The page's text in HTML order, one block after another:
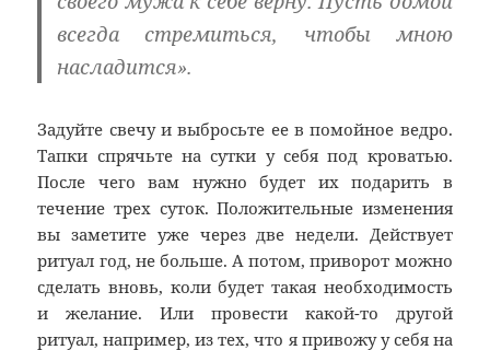
всегда стремиться, чтобы мною
насладится».
Задуйте свечу и выбросьте ее в помойное ведро.
Тапки спрячьте на сутки у себя под кроватью.
После чего вам нужно будет их подарить в
течение трех суток. Положительные изменения
вы заметите уже через две недели. Действует
ритуал год, не больше. А потом, приворот можно
сделать вновь, коли будет такая необходимость
и желание. Или провести какой-то другой
ритуал, например, из тех, что я привожу у себя на